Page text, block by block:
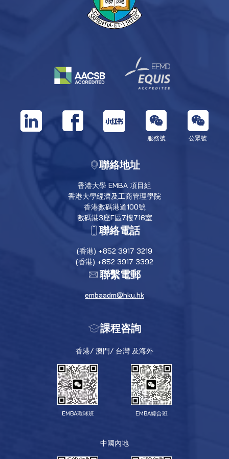
服務號 公眾號
聯絡地址
香港大學 EMBA 項目組
香港大學經濟及工商管理學院
香港數碼港道100號
數碼港3座F區7樓716室
聯絡電話
(香港) +852 3917 3219
(香港) +852 3917 3392
聯繫電郵
embaadm@hku.hk
課程咨詢
香港/ 澳門/ 台灣 及海外
EMBA環球班 EMBA綜合班
中國內地